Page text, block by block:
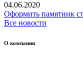
04.06.2020
Оформить памятник
Все новости
О компании